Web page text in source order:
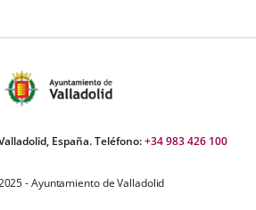
España. Teléfono:+34 983 426 100
- Ayuntamiento de Valladolid